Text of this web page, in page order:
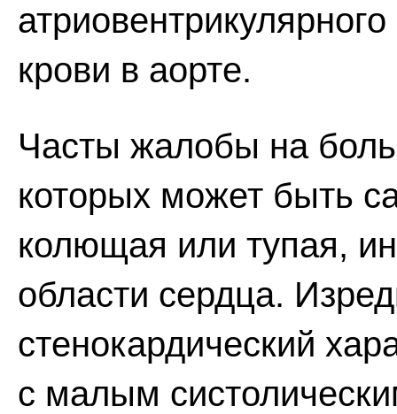
крови в аорте.
Часты жалобы на боль
которых может быть
колющая или тупая,
области сердца.
стенокардический
с малым